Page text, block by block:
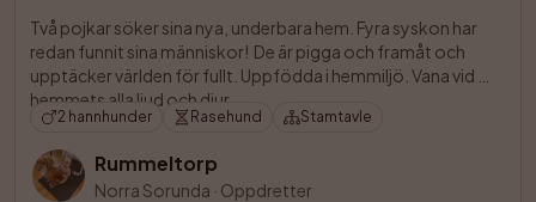
Två pojkar söker sina nya, underbara hem. Fyra syskon har
redan funnit sina människor!  De är pigga och framåt och
upptäcker världen för fullt. Uppfödda i hemmiljö. Vana vid
hemmets alla ljud och djur
2 hannhunder Rasehund Stamtavle
Rummeltorp
Norra Sorunda · Oppdretter